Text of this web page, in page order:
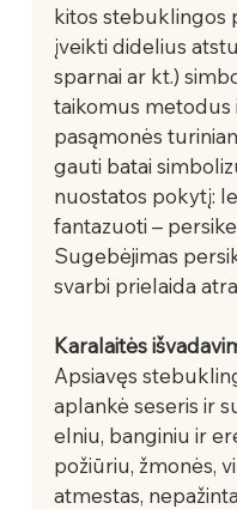
kitos stebuklingos
įveikti didelius
sparnai ar kt.)
taikomus metodus
pasąmonės
gauti batai
nuostatos pokytį:
fantazuoti –
Sugebėjimas
svarbi prielaida
Karalaitės
Apsiavęs
aplankė seseris ir
elniu, banginiu ir
požiūriu, žmonės,
atmestas,